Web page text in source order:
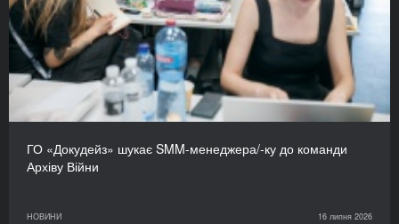
ГО «Докудейз» шукає SMM-менеджера/-ку до команди
Архіву Війни
НОВИНИ 16 липня 2026